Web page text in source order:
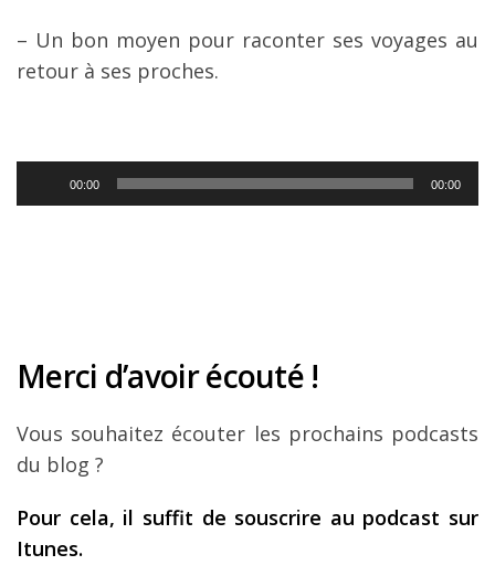
– Un bon moyen pour raconter ses voyages au
retour à ses proches.
audio
00:00 00:00
Merci d’avoir écouté !
Vous souhaitez écouter les prochains podcasts
du blog ?
Pour cela, il suffit de souscrire au podcast sur
Itunes.